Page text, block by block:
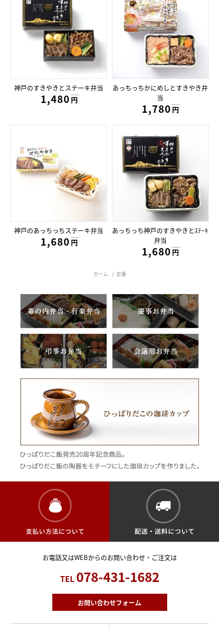
神戸のすきやきとステーキ弁当
1,480円
円
あっちっちかにめしとすきやき弁
当
1,780円
円
神戸のあっちっちステーキ弁当
1,680円
円
あっちっち神戸のすきやきとｽﾃｰｷ
弁当
1,680円
円
ホーム / 定番
お電話又はWEBからのお問い合わせ・ご注文は
TEL 078-431-1682
お問い合わせフォーム